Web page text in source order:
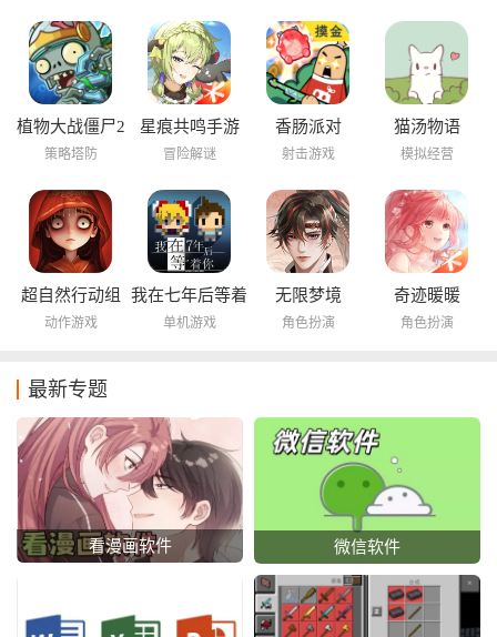
植物大战僵尸2
海底世界
策略塔防
星痕共鸣手游
冒险解谜
香肠派对
射击游戏
猫汤物语
模拟经营
超自然行动组
动作游戏
我在七年后等着
你
单机游戏
无限梦境
角色扮演
奇迹暖暖
角色扮演
最新专题
看漫画软件 微信软件